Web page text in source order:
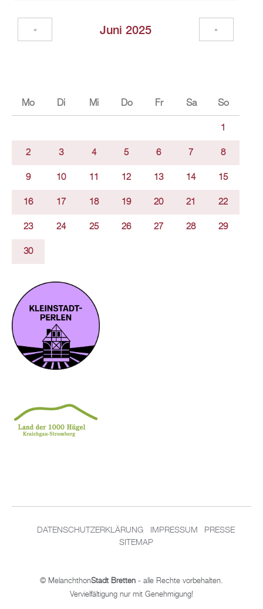
Juni 2025
« »
Mo Di Mi Do Fr Sa So
1
2 3 4 5 6 7 8
9 10 11 12 13 14 15
16 17 18 19 20 21 22
23 24 25 26 27 28 29
30
DATENSCHUTZERKLÄRUNG IMPRESSUM
PRESSE
SITEMAP
© MelanchthonStadt Bretten - alle Rechte vorbehalten.
Vervielfältigung nur mit Genehmigung!